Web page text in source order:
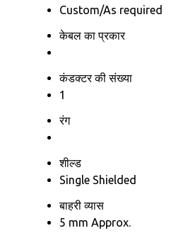
Custom/As required
केबल का प्रकार
कंडक्टर की संख्या
1
रंग
शील्ड
Single Shielded
बाहरी व्यास
5 mm Approx.